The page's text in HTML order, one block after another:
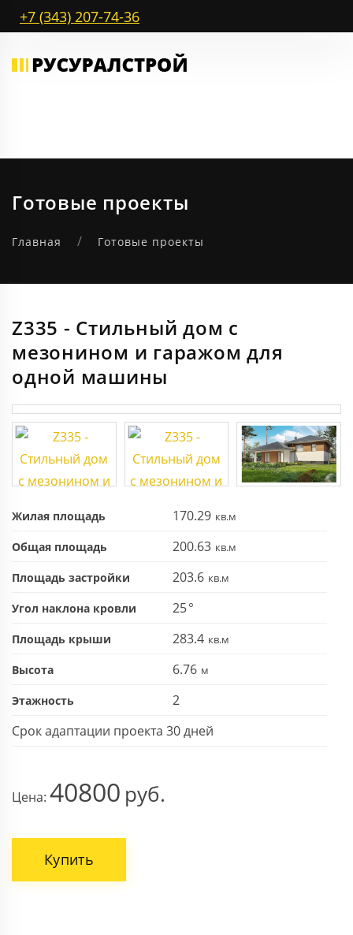
+7 (343) 207-74-36
Готовые проекты
Главная Готовые проекты
Z335 - Стильный дом с
мезонином и гаражом для
одной машины
Жилая площадь 170.29
Общая площадь 200.63
Площадь застройки 203.6
Угол наклона кровли 25
Площадь крыши 283.4
Высота 6.76
Этажность
2
Срок адаптации проекта 30 дней
Цена: 40800
Купить